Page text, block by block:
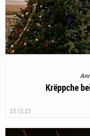
Krëppche
23.12.23